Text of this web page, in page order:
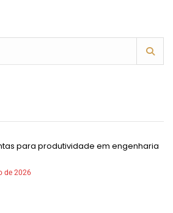
para produtividade em engenharia
de 2026